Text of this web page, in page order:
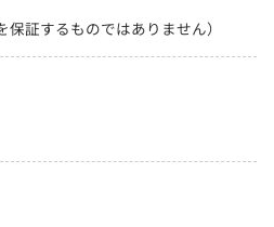
保証するものではありません）